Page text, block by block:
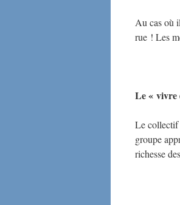
Au cas où
rue ! Les
Le « vivre
Le collectif
groupe
richesse